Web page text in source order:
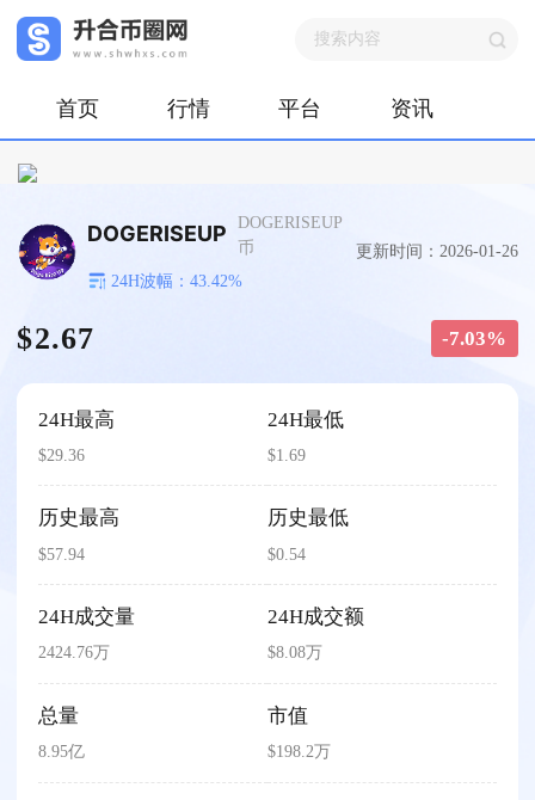
首页 行情 平台 资讯
DOGERISEUP
DOGERISEUP
币
24H波幅：43.42%
更新时间：2026-01-26
$2.67 -7.03%
24H最高
$29.36
24H最低
$1.69
历史最高
$57.94
历史最低
$0.54
24H成交量
2424.76万
24H成交额
$8.08万
总量
8.95亿
市值
$198.2万